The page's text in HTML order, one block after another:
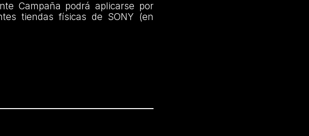
Campaña podrá aplicarse por
tiendas físicas de SONY (en